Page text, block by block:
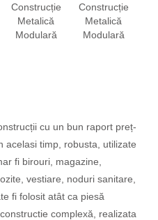
Construcție
Metalică
Modulară
Construcție
Metalică
Modulară
cu un bun raport preț-
acelasi timp, robusta, utilizate
fi birouri, magazine,
vestiare, noduri sanitare,
fi folosit atât ca piesă
complexă, realizata